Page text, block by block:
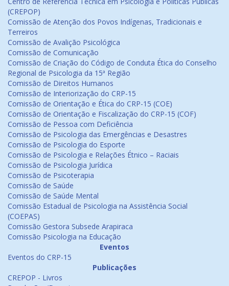
(CREPOP)
Comissão de Atenção dos Povos Indígenas, Tradicionais e
Terreiros
Comissão de Avalição Psicológica
Comissão de Comunicação
Comissão de Criação do Código de Conduta Ética do Conselho
Regional de Psicologia da 15ª Região
Comissão de Direitos Humanos
Comissão de Interiorização do CRP-15
Comissão de Orientação e Ética do CRP-15 (COE)
Comissão de Orientação e Fiscalização do CRP-15 (COF)
Comissão de Pessoa com Deficiência
Comissão de Psicologia das Emergências e Desastres
Comissão de Psicologia do Esporte
Comissão de Psicologia e Relações Étnico – Raciais
Comissão de Psicologia Jurídica
Comissão de Psicoterapia
Comissão de Saúde
Comissão de Saúde Mental
Comissão Estadual de Psicologia na Assistência Social
(COEPAS)
Comissão Gestora Subsede Arapiraca
Comissão Psicologia na Educação
Eventos
Eventos do CRP-15
Publicações
CREPOP - Livros